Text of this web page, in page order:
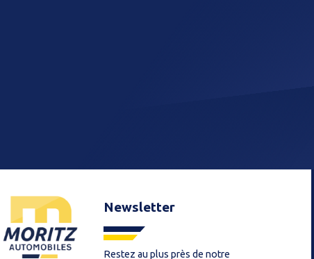
Newsletter
Restez au plus près de notre